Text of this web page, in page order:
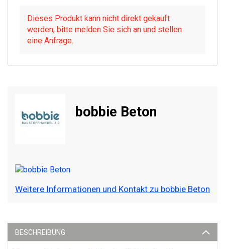
Dieses Produkt kann nicht direkt gekauft
werden, bitte melden Sie sich an und stellen
eine Anfrage.
bobbie Beton
Weitere Informationen und Kontakt zu bobbie Beton
BESCHREIBUNG